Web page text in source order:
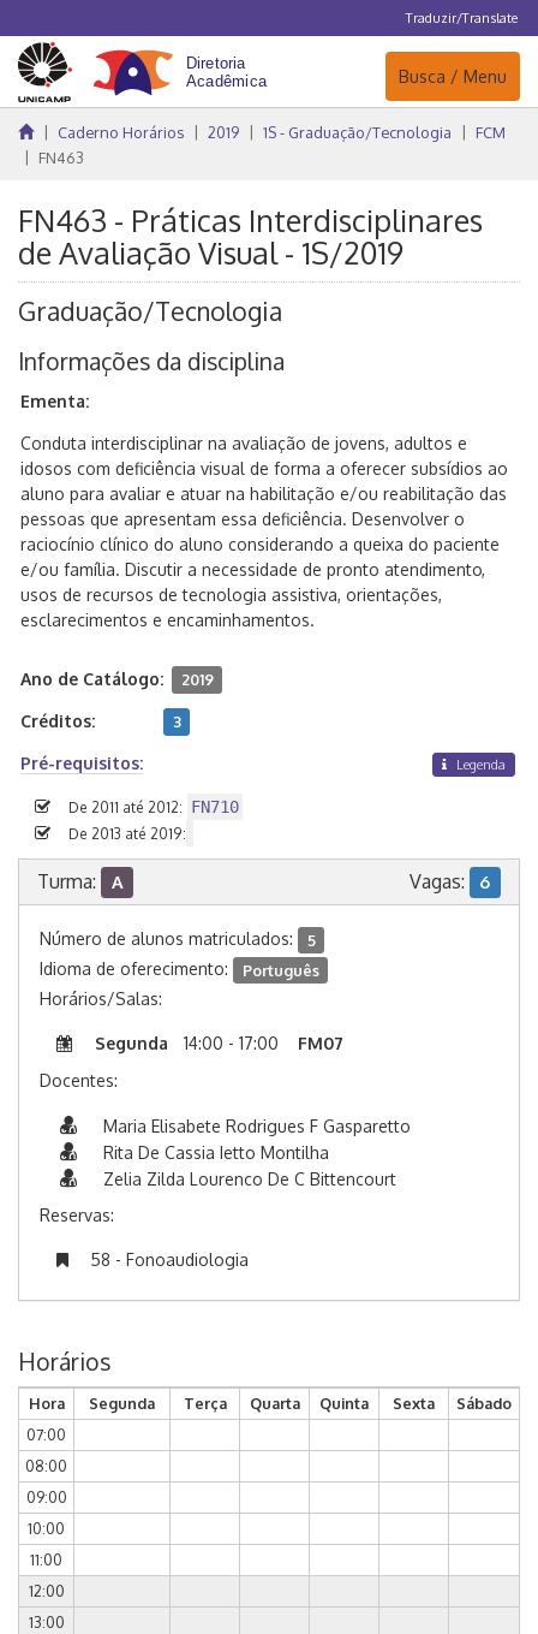
Traduzir/Translate
Navegação
Busca / Menu
Caderno Horários 2019 1S - Graduação/Tecnologia
FCM
FN463
FN463 - Práticas Interdisciplinares
de Avaliação Visual - 1S/2019
Graduação/Tecnologia
Informações da disciplina
Ementa:
Conduta interdisciplinar na avaliação de jovens, adultos e
idosos com deficiência visual de forma a oferecer subsídios ao
aluno para avaliar e atuar na habilitação e/ou reabilitação das
pessoas que apresentam essa deficiência. Desenvolver o
raciocínio clínico do aluno considerando a queixa do paciente
e/ou família. Discutir a necessidade de pronto atendimento,
usos de recursos de tecnologia assistiva, orientações,
esclarecimentos e encaminhamentos.
Ano de Catálogo: 2019
Créditos: 3
Pré-requisitos: Legenda
De 2011 até 2012: FN710
De 2013 até 2019:
Turma: A Vagas: 6
Número de alunos matriculados: 5
Idioma de oferecimento: Português
Horários/Salas:
Segunda 14:00 - 17:00
FM07
Docentes:
Maria Elisabete Rodrigues F Gasparetto
Rita De Cassia Ietto Montilha
Zelia Zilda Lourenco De C Bittencourt
Reservas:
58 - Fonoaudiologia
Horários
Hora Segunda Terça Quarta Quinta Sexta
Sábado
07:00
08:00
09:00
10:00
11:00
12:00
13:00